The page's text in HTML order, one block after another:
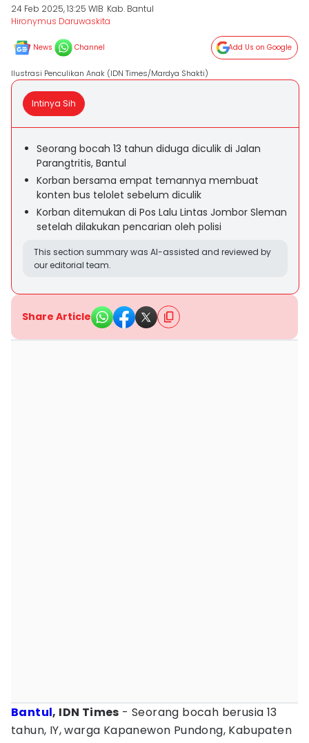
24 Feb 2025, 13:25 WIB Kab. Bantul
Hironymus Daruwaskita
News Channel Add Us on Google
Ilustrasi Penculikan Anak (IDN Times/Mardya Shakti)
Intinya Sih
Seorang bocah 13 tahun diduga diculik di Jalan
Parangtritis, Bantul
Korban bersama empat temannya membuat
konten bus telolet sebelum diculik
Korban ditemukan di Pos Lalu Lintas Jombor Sleman
setelah dilakukan pencarian oleh polisi
This section summary was AI-assisted and reviewed by
our editorial team.
Share Article
Bantul, IDN Times - Seorang bocah berusia 13
tahun, IY, warga Kapanewon Pundong, Kabupaten